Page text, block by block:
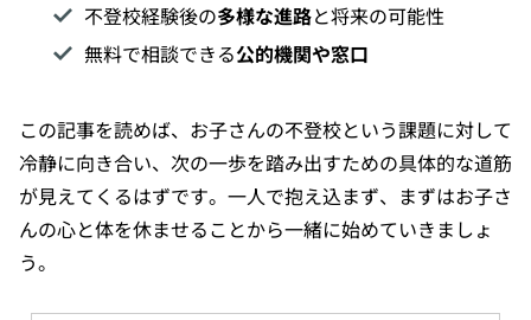
不登校経験後の多様な進路と将来の可能性
無料で相談できる公的機関や窓口
この記事を読めば、お子さんの不登校という課題に対して
冷静に向き合い、次の一歩を踏み出すための具体的な道筋
が見えてくるはずです。一人で抱え込まず、まずはお子さ
んの心と体を休ませることから一緒に始めていきましょ
う。